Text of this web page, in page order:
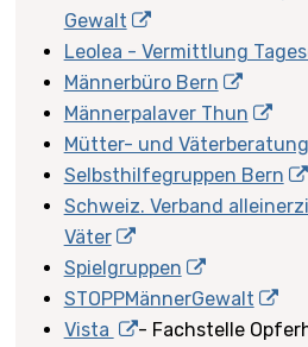
Gewalt
Leolea - Vermittlung
Männerbüro Bern
Männerpalaver Thun
Mütter- und
Selbsthilfegruppen Bern
Schweiz. Verband
Väter
Spielgruppen
STOPPMännerGewalt
Vista
- Fachstelle